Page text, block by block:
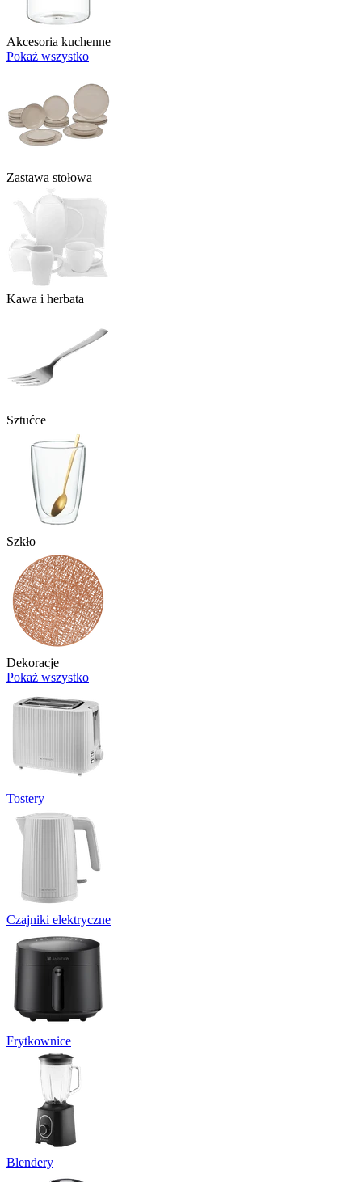
Akcesoria kuchenne
Pokaż wszystko
Zastawa stołowa
Kawa i herbata
Sztućce
Szkło
Dekoracje
Pokaż wszystko
Tostery
Czajniki elektryczne
Frytkownice
Blendery